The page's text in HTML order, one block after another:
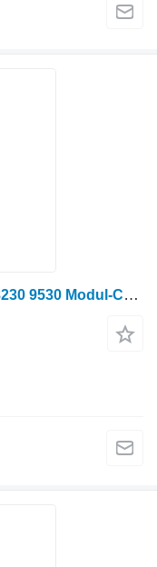
John Deere 7630 7730 7930 8130 8230 9530 Modul-Controller-Computer RE231325 Steuereinheit für John Deere 7630 7730 7930 8130 8230 9530 Radtraktor